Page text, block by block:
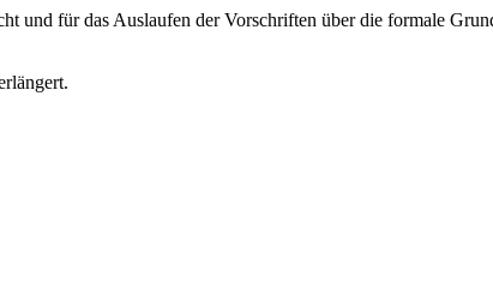
und für das Auslaufen der Vorschriften über die formale